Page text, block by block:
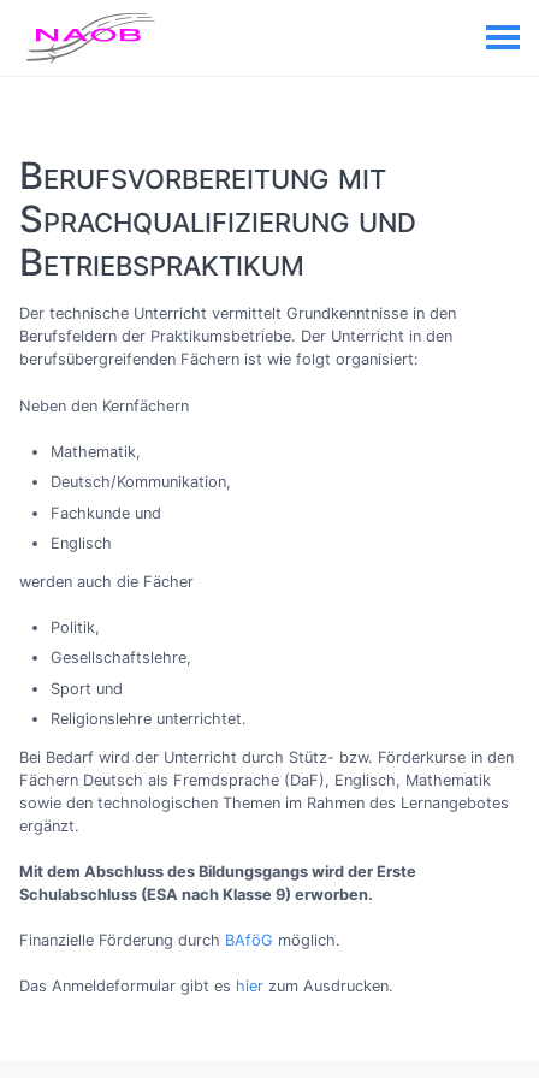
Berufs­vor­be­rei­tung mit
Sprach­qualifi­zierung und
Betriebs­praktikum
Der technische Unterricht vermittelt Grundkenntnisse in den
Berufsfeldern der Praktikumsbetriebe. Der Unterricht in den
berufsübergreifenden Fächern ist wie folgt organisiert:
Neben den Kernfächern
Mathematik,
Deutsch/Kommunikation,
Fachkunde und
Englisch
werden auch die Fächer
Politik,
Gesellschaftslehre,
Sport und
Religionslehre unterrichtet.
Bei Bedarf wird der Unterricht durch Stütz- bzw. Förderkurse in den
Fächern Deutsch als Fremdsprache (DaF), Englisch, Mathematik
sowie den technologischen Themen im Rahmen des Lernangebotes
ergänzt.
Mit dem Abschluss des Bildungsgangs wird der Erste
Schulabschluss (ESA nach Klasse 9) erworben.
Finanzielle Förderung durch BAföG möglich.
Das Anmeldeformular gibt es hier zum Ausdrucken.